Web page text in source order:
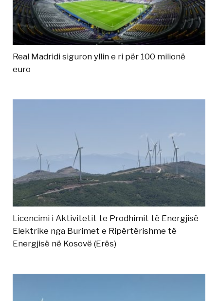
Real Madridi siguron yllin e ri për 100 milionë
euro
Licencimi i Aktivitetit te Prodhimit të Energjisë
Elektrike nga Burimet e Ripërtërishme të
Energjisë në Kosovë (Erës)